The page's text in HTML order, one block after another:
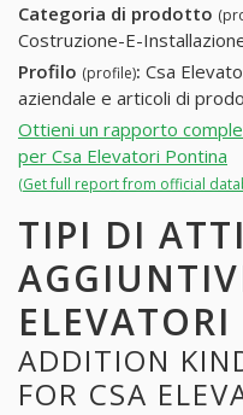
Categoria di prodotto
Costruzione-E-
Profilo (profile): Csa
aziendale e articoli di
Ottieni un rapporto
per Csa Elevatori Pontina
(Get full report from official
TIPI DI
ADDITION
FOR CSA